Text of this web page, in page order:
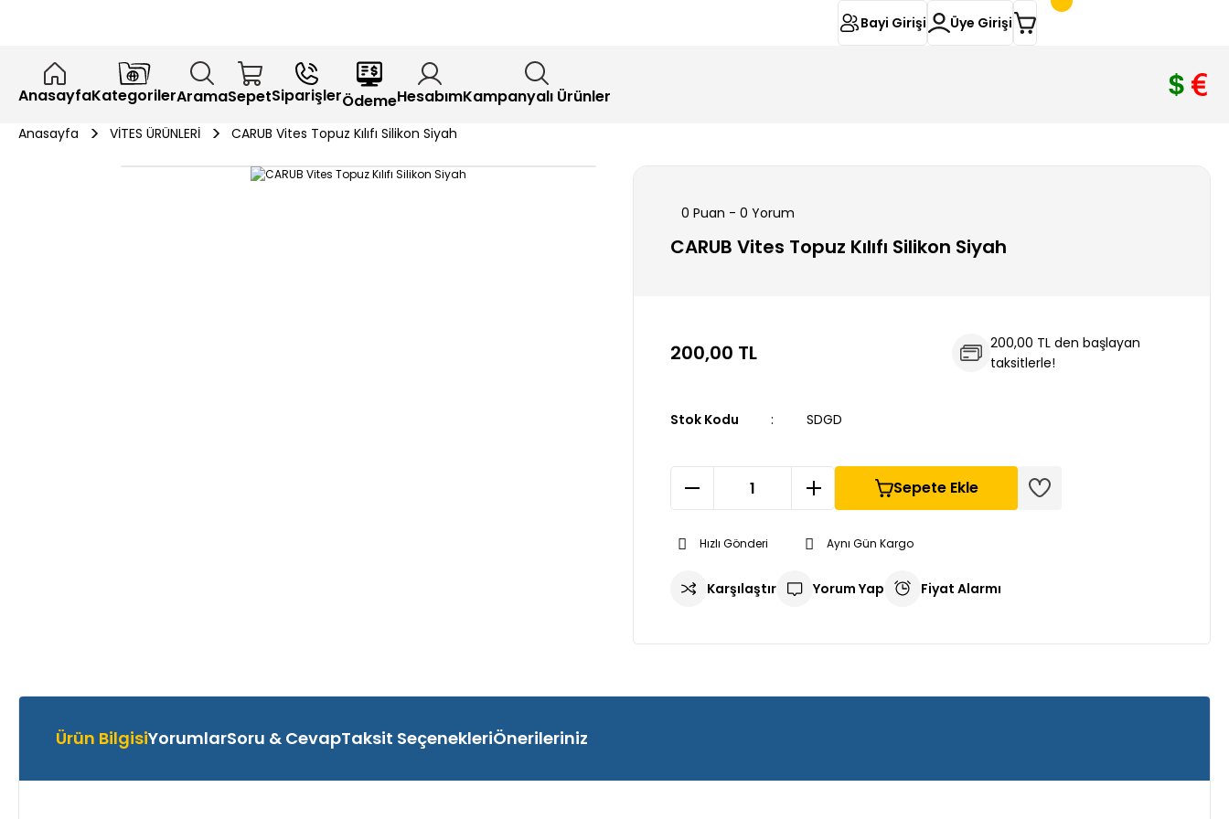
Bayi Girişi Üye Girişi
AnasayfaKategorilerAramaSepetSiparişlerÖdemeHesabımKampanyalı Ürünler
Anasayfa VİTES ÜRÜNLERİ CARUB Vites Topuz Kılıfı Silikon Siyah
0 Puan - 0 Yorum
CARUB Vites Topuz Kılıfı Silikon Siyah
200,00 TL
200,00 TL den başlayan
taksitlerle!
Stok Kodu SDGD
Sepete Ekle
Hızlı Gönderi Aynı Gün Kargo
Karşılaştır Yorum Yap Fiyat Alarmı
Ürün BilgisiYorumlarSoru & CevapTaksit SeçenekleriÖnerileriniz